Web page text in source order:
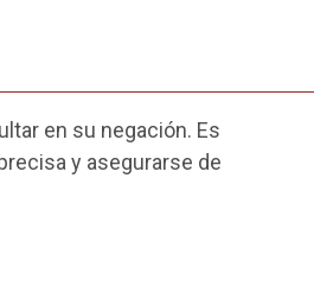
en su negación. Es
y asegurarse de